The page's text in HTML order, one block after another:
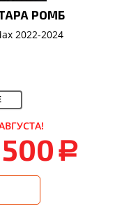
РОМБ
2022-2024
a